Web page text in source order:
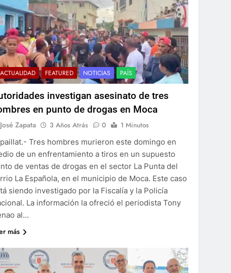
ACTUALIDAD FEATURED NOTICIAS PAÍS
investigan asesinato de tres
en punto de drogas en Moca
José Zapata 3 Años Atrás 0
1 Minutos
Tres hombres murieron este domingo en
de un enfrentamiento a tiros en un supuesto
de ventas de drogas en el sector La Punta del
La Española, en el municipio de Moca. Este caso
siendo investigado por la Fiscalía y la Policía
La información la ofreció el periodista Tony
al…
más